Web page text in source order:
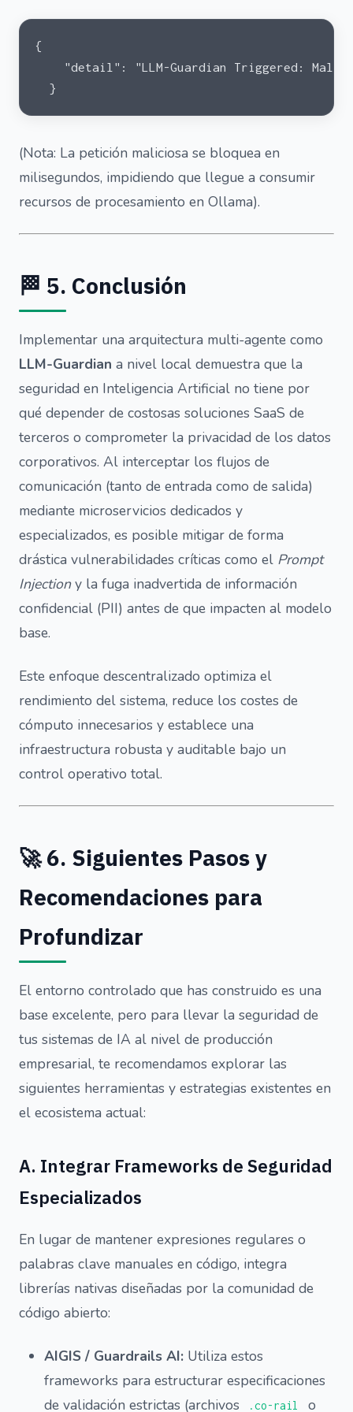
{
"detail": "LLM-Guardian Triggered:
  }
(Nota: La petición maliciosa se bloquea en
milisegundos, impidiendo que llegue a consumir
recursos de procesamiento en Ollama).
🏁 5. Conclusión
Implementar una arquitectura multi-agente como
LLM-Guardian a nivel local demuestra que la
seguridad en Inteligencia Artificial no tiene por
qué depender de costosas soluciones SaaS de
terceros o comprometer la privacidad de los datos
corporativos. Al interceptar los flujos de
comunicación (tanto de entrada como de salida)
mediante microservicios dedicados y
especializados, es posible mitigar de forma
drástica vulnerabilidades críticas como el Prompt
Injectiony la fuga inadvertida de información
confidencial (PII) antes de que impacten al modelo
base.
Este enfoque descentralizado optimiza el
rendimiento del sistema, reduce los costes de
cómputo innecesarios y establece una
infraestructura robusta y auditable bajo un
control operativo total.
🚀 6. Siguientes Pasos y
Recomendaciones para
Profundizar
El entorno controlado que has construido es una
base excelente, pero para llevar la seguridad de
tus sistemas de IA al nivel de producción
empresarial, te recomendamos explorar las
siguientes herramientas y estrategias existentes en
el ecosistema actual:
A. Integrar Frameworks de Seguridad
Especializados
En lugar de mantener expresiones regulares o
palabras clave manuales en código, integra
librerías nativas diseñadas por la comunidad de
código abierto:
AIGIS / Guardrails AI: Utiliza estos
frameworks para estructurar especificaciones
de validación estrictas (archivos
.co-rail o